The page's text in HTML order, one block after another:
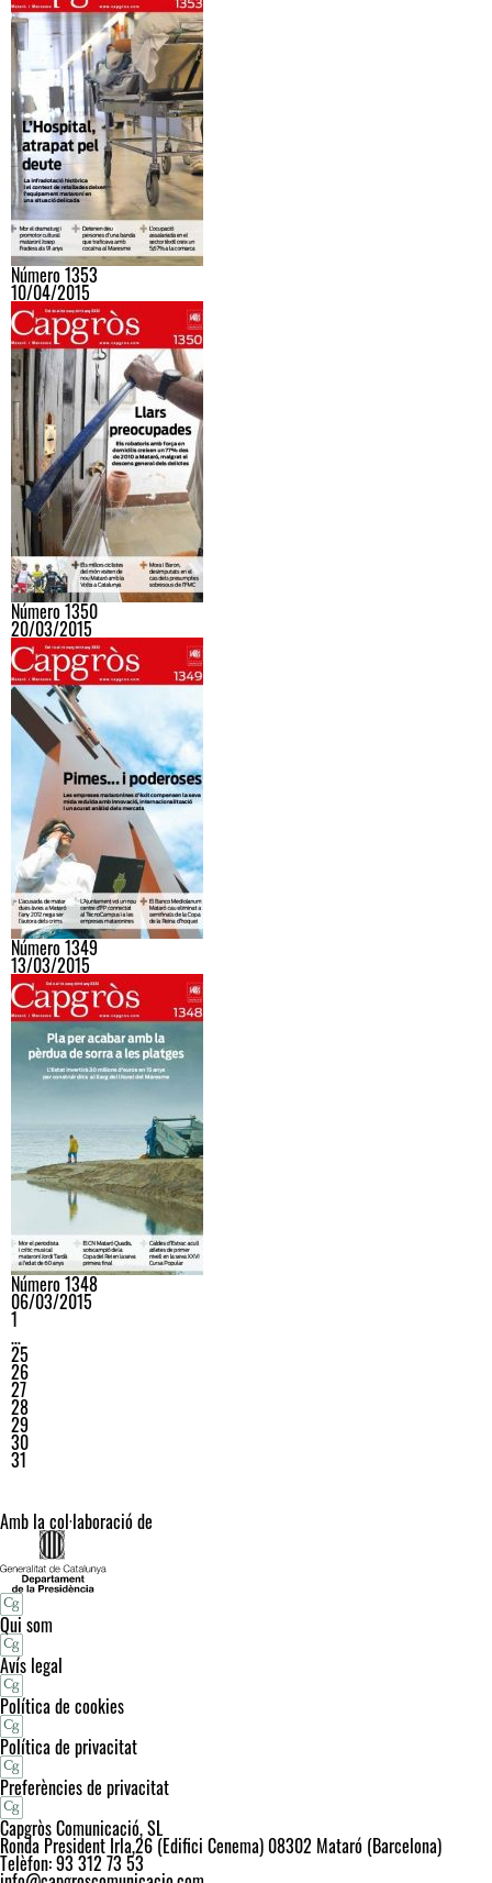
Número 1353
10/04/2015
Número 1350
20/03/2015
Número 1349
13/03/2015
Número 1348
06/03/2015
1
…
25
26
27
28
29
30
31
Amb la col·laboració de
Qui som
Avís legal
Política de cookies
Política de privacitat
Preferències de privacitat
Capgròs Comunicació, SL
Ronda President Irla,26 (Edifici Cenema) 08302 Mataró (Barcelona)
Telèfon: 93 312 73 53